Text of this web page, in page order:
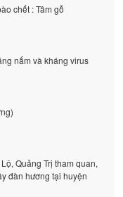
chết : Tâm gỗ
nấm và kháng virus
Quảng Trị tham quan,
đàn hương tại huyện